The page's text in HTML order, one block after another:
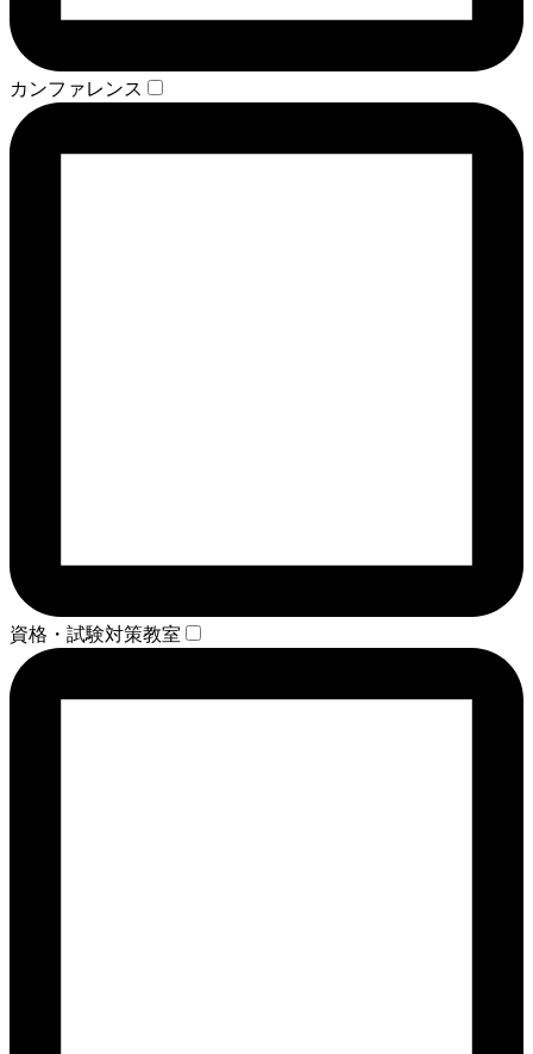
カンファレンス
資格・試験対策教室